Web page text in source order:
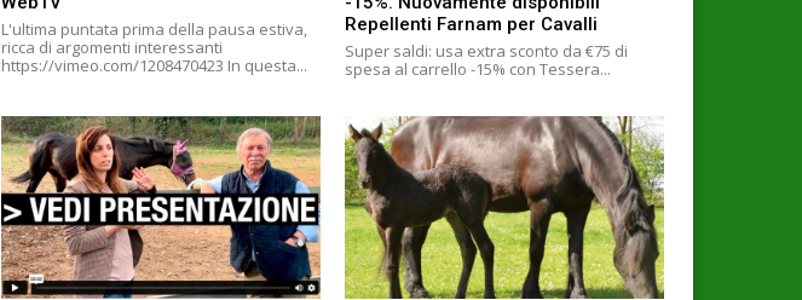
L'ultima puntata prima della pausa estiva,
ricca di argomenti interessanti
https://vimeo.com/1208470423 In questa...
Repellenti Farnam per Cavalli
Super saldi: usa extra sconto da €75 di
spesa al carrello -15% con Tessera...